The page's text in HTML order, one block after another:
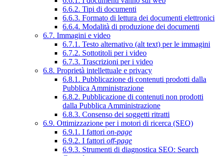
6.6.2. Tipi di documenti
6.6.3. Formato di lettura dei documenti elettronici
6.6.4. Modalità di produzione dei documenti
6.7. Immagini e video
6.7.1. Testo alternativo (alt text) per le immagini
6.7.2. Sottotitoli per i video
6.7.3. Trascrizioni per i video
6.8. Proprietà intellettuale e privacy
6.8.1. Pubblicazione di contenuti prodotti dalla
Pubblica Amministrazione
6.8.2. Pubblicazione di contenuti non prodotti
dalla Pubblica Amministrazione
6.8.3. Consenso dei soggetti ritratti
6.9. Ottimizzazione per i motori di ricerca (SEO)
6.9.1. I fattori on-page
6.9.2. I fattori off-page
6.9.3. Strumenti di diagnostica SEO: Search